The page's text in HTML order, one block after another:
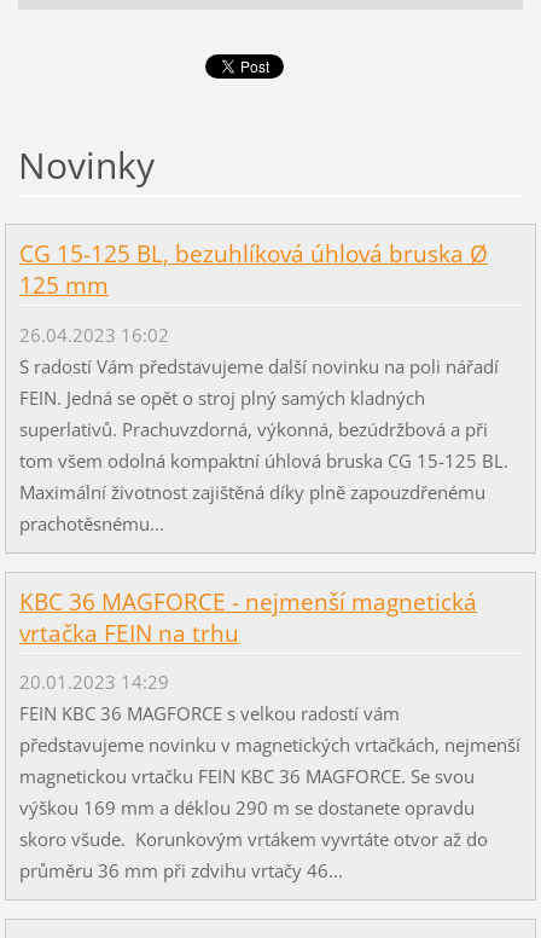
Novinky
CG 15-125 BL, bezuhlíková úhlová bruska Ø
125 mm
26.04.2023 16:02
S radostí Vám představujeme další novinku na poli nářadí
FEIN. Jedná se opět o stroj plný samých kladných
superlativů. Prachuvzdorná, výkonná, bezúdržbová a při
tom všem odolná kompaktní úhlová bruska CG 15-125 BL.
Maximální životnost zajištěná díky plně zapouzdřenému
prachotěsnému...
KBC 36 MAGFORCE - nejmenší magnetická
vrtačka FEIN na trhu
20.01.2023 14:29
FEIN KBC 36 MAGFORCE s velkou radostí vám
představujeme novinku v magnetických vrtačkách, nejmenší
magnetickou vrtačku FEIN KBC 36 MAGFORCE. Se svou
výškou 169 mm a déklou 290 m se dostanete opravdu
skoro všude. Korunkovým vrtákem vyvrtáte otvor až do
průměru 36 mm při zdvihu vrtačy 46...